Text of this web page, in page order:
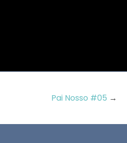
Pai Nosso #05 →